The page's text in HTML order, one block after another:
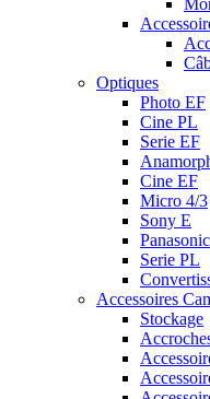
Optiques
Photo EF
Cine PL
Serie EF
Cine EF
Micro 4/3
Sony E
Serie PL
Accessoires
Stockage